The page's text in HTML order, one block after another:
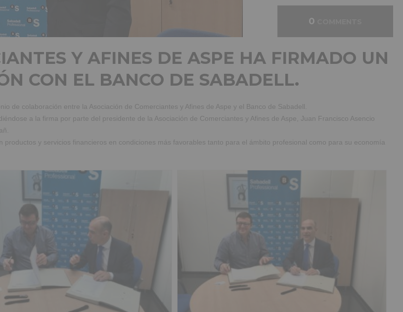
0
Y AFINES DE ASPE HA FIRMADO UN
CON EL BANCO DE SABADELL.
de colaboración entre la Asociación de Comerciantes y Afines de Aspe y el Banco de Sabadell.
a la firma por parte del presidente de la Asociación de Comerciantes y Afines de Aspe, Juan Francisco Asencio
y servicios financieros en condiciones más favorables tanto para el ámbito profesional como para su economía